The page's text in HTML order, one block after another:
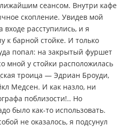
сеансом. Внутри кафе
скопление. Увидев мой
расступились, и я
к барной стойке. И только
попал: на закрытый фуршет
мной у стойки расположилась
троица — Эдриан Броуди,
Медсен. И как назло, ни
поблизости!.. Но
было как-то использовать.
не оказалось, я подсунул